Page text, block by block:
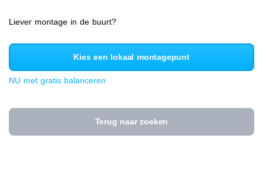
Liever montage in de buurt?
Kies een lokaal montagepunt
NU met gratis balanceren
Terug naar zoeken